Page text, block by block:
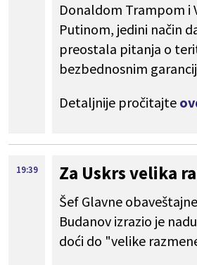
Donaldom Trampom i
Putinom, jedini način
preostala pitanja o
bezbednosnim
Detaljnije pročitajte
19:39 Za Uskrs velika
Šef Glavne
Budanov izrazio je
doći do "velike